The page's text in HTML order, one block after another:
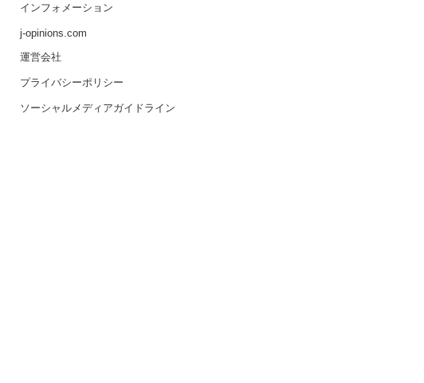
インフォメーション
j-opinions.com
運営会社
プライバシーポリシー
ソーシャルメディアガイドライン